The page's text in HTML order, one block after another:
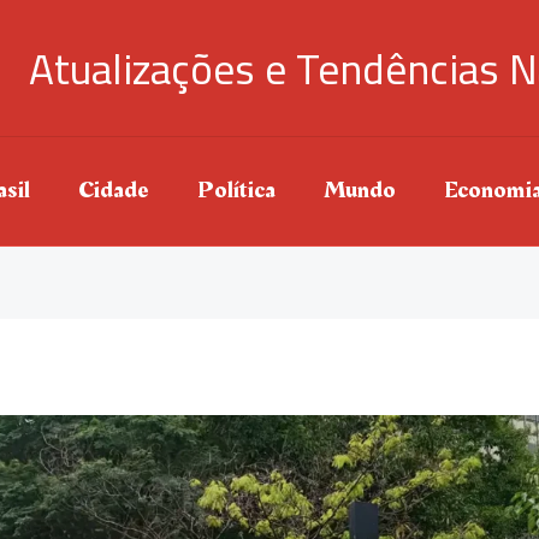
Atualizações e Tendências
Cidade Política Mundo